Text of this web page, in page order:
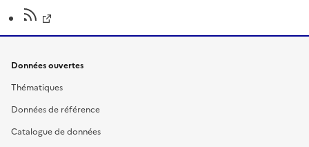
Données ouvertes
Thématiques
Données de référence
Catalogue de données